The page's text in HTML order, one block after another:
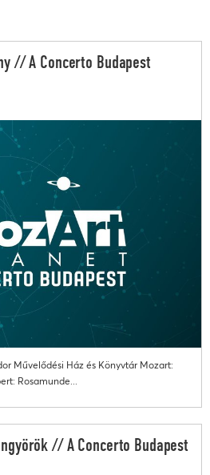
// A Concerto Budapest
Művelődési Ház és Könyvtár Mozart:
Rosamunde...
// A Concerto Budapest